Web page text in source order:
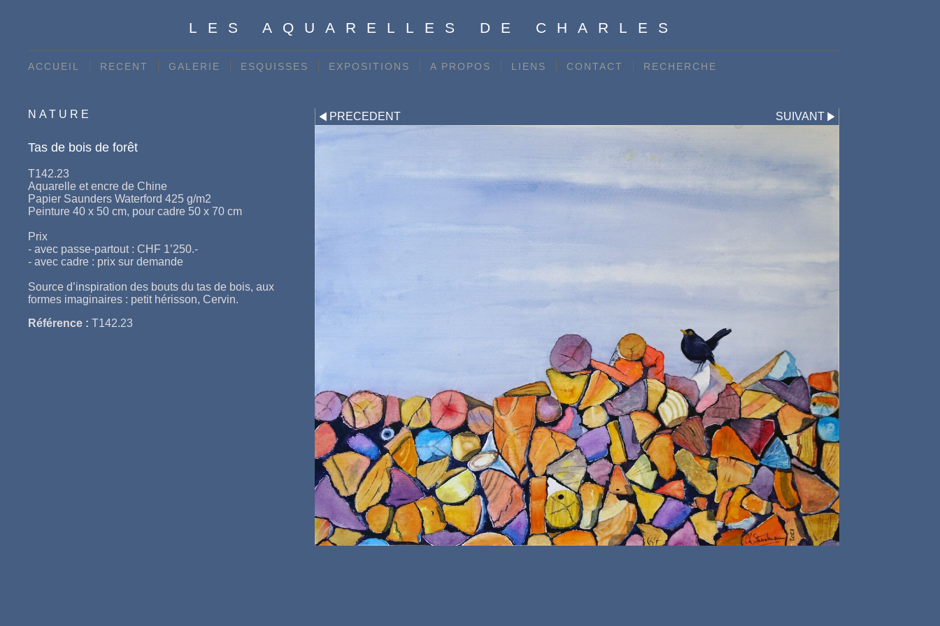
LES AQUARELLES DE CHARLES
ACCUEIL RECENT GALERIE ESQUISSES EXPOSITIONS A PROPOS LIENS CONTACT RECHERCHE
NATURE
Tas de bois de forêt
T142.23
Aquarelle et encre de Chine
Papier Saunders Waterford 425 g/m2
Peinture 40 x 50 cm, pour cadre 50 x 70 cm
Prix
- avec passe-partout : CHF 1’250.-
- avec cadre : prix sur demande
Source d’inspiration des bouts du tas de bois, aux
formes imaginaires : petit hérisson, Cervin.
Référence : T142.23
PRECEDENT SUIVANT